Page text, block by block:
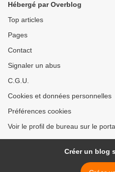
Hébergé par Overblog
Top articles
Pages
Contact
Signaler un abus
C.G.U.
Cookies et données personnelles
Préférences cookies
Voir le profil de bureau sur le
Créer un blog